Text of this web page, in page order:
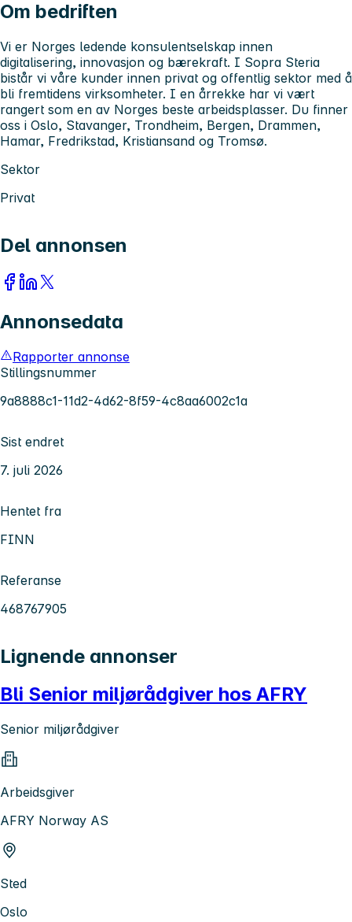
Om bedriften
Vi er Norges ledende konsulentselskap innen
digitalisering, innovasjon og bærekraft. I Sopra Steria
bistår vi våre kunder innen privat og offentlig sektor med å
bli fremtidens virksomheter. I en årrekke har vi vært
rangert som en av Norges beste arbeidsplasser. Du finner
oss i Oslo, Stavanger, Trondheim, Bergen, Drammen,
Hamar, Fredrikstad, Kristiansand og Tromsø.
Sektor
Privat
Del annonsen
Annonsedata
Rapporter annonse
Stillingsnummer
9a8888c1-11d2-4d62-8f59-4c8aa6002c1a
Sist endret
7. juli 2026
Hentet fra
FINN
Referanse
468767905
Lignende annonser
Bli Senior miljørådgiver hos AFRY
Senior miljørådgiver
Arbeidsgiver
AFRY Norway AS
Sted
Oslo